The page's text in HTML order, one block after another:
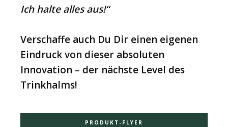
Ich halte alles aus!“
Verschaffe auch Du Dir einen eigenen
Eindruck von dieser absoluten
Innovation – der nächste Level des
Trinkhalms!
PRODUKT-FLYER